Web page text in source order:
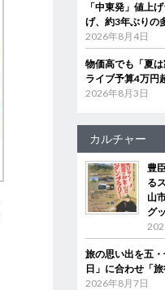
「中東発」値上
げ、約3年ぶりの
2026年8月4日
物価高でも「夏
ライブ予算4万円
2026年8月3日
カルチャー
豊
る
山
グ
旅の思い出を五
日」に合わせ「
2026年8月7日